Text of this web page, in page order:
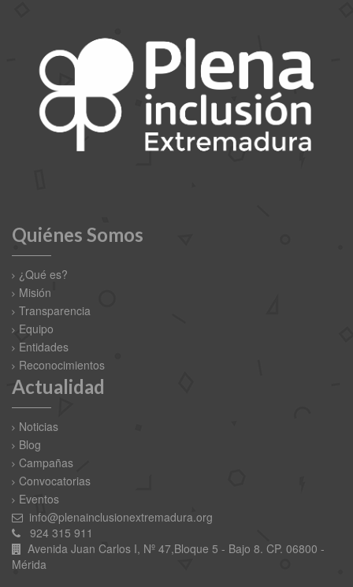
Quiénes Somos
¿Qué es?
Misión
Transparencia
Equipo
Entidades
Reconocimientos
Actualidad
Noticias
Blog
Campañas
Convocatorias
Eventos
info@plenainclusionextremadura.org
924 315 911
Avenida Juan Carlos I, Nº 47,Bloque 5 - Bajo 8. CP. 06800 -
Mérida